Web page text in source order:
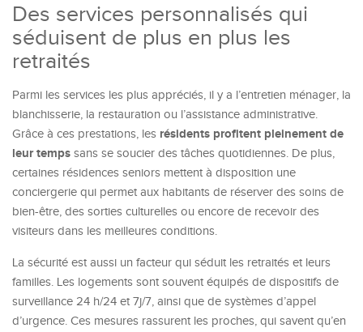
Des services personnalisés qui
séduisent de plus en plus les
retraités
Parmi les services les plus appréciés, il y a l’entretien ménager, la
blanchisserie, la restauration ou l’assistance administrative.
Grâce à ces prestations, les résidents profitent pleinement de
leur temps sans se soucier des tâches quotidiennes. De plus,
certaines résidences seniors mettent à disposition une
conciergerie qui permet aux habitants de réserver des soins de
bien-être, des sorties culturelles ou encore de recevoir des
visiteurs dans les meilleures conditions.
La sécurité est aussi un facteur qui séduit les retraités et leurs
familles. Les logements sont souvent équipés de dispositifs de
surveillance 24 h/24 et 7j/7, ainsi que de systèmes d’appel
d’urgence. Ces mesures rassurent les proches, qui savent qu’en